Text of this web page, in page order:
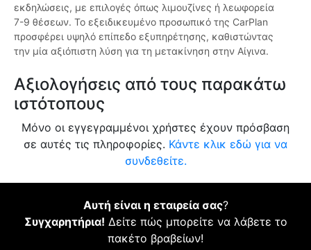
εκδηλώσεις, με επιλογές όπως λιμουζίνες ή λεωφορεία
7-9 θέσεων. Το εξειδικευμένο προσωπικό της CarPlan
προσφέρει υψηλό επίπεδο εξυπηρέτησης, καθιστώντας
την μία αξιόπιστη λύση για τη μετακίνηση στην Αίγινα.
Αξιολογήσεις από τους παρακάτω
ιστότοπους
Μόνο οι εγγεγραμμένοι χρήστες έχουν πρόσβαση
σε αυτές τις πληροφορίες. Κάντε κλικ εδώ για να
συνδεθείτε.
Αυτή είναι η εταιρεία σας?
Συγχαρητήρια! Δείτε πώς μπορείτε να λάβετε το
πακέτο βραβείων!